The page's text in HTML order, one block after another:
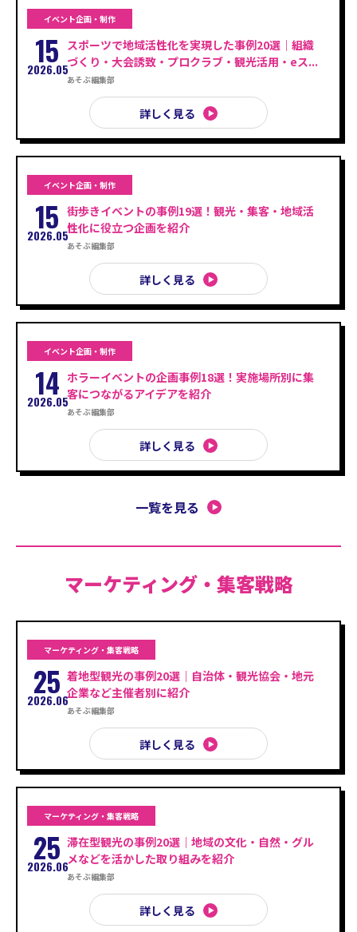
イベント企画・制作
15
2026.05
スポーツで地域活性化を実現した事例20選｜組織
づくり・大会誘致・プロクラブ・観光活用・eス...
あそぶ編集部
詳しく見る
イベント企画・制作
15
2026.05
街歩きイベントの事例19選！観光・集客・地域活
性化に役立つ企画を紹介
あそぶ編集部
詳しく見る
イベント企画・制作
14
2026.05
ホラーイベントの企画事例18選！実施場所別に集
客につながるアイデアを紹介
あそぶ編集部
詳しく見る
一覧を見る
マーケティング・集客戦略
マーケティング・集客戦略
25
2026.06
着地型観光の事例20選｜自治体・観光協会・地元
企業など主催者別に紹介
あそぶ編集部
詳しく見る
マーケティング・集客戦略
25
2026.06
滞在型観光の事例20選｜地域の文化・自然・グル
メなどを活かした取り組みを紹介
あそぶ編集部
詳しく見る